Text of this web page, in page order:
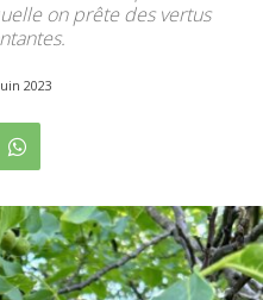
on prête des vertus
2023